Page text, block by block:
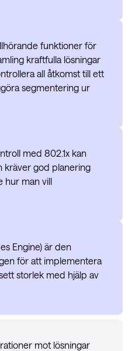
funktioner för
kraftfulla lösningar
all åtkomst till ett
segmentering ur
med 802.1x kan
kräver god planering
hur man vill
Engine) är den
för att implementera
storlek med hjälp av
mot lösningar